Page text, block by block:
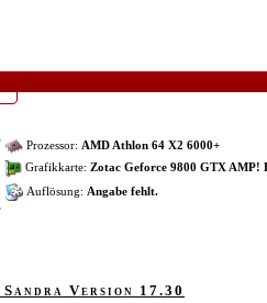
Prozessor: AMD Athlon 64 X2 6000+
Grafikkarte: Zotac Geforce 9800 GTX AMP!
Auflösung: Angabe fehlt.
Version 17.30